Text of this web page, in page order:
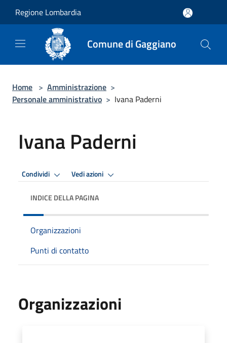
Regione Lombardia
Comune di Gaggiano
Home > Amministrazione >
Personale amministrativo > Ivana Paderni
Ivana Paderni
Condividi Vedi azioni
INDICE DELLA PAGINA
Organizzazioni
Punti di contatto
Organizzazioni